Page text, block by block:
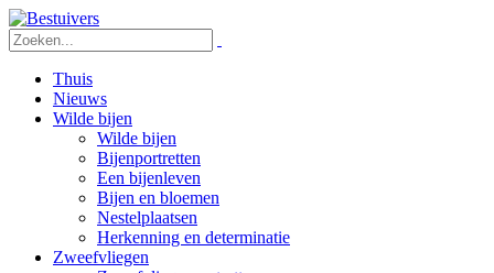
Thuis
Nieuws
Wilde bijen
Wilde bijen
Bijenportretten
Een bijenleven
Bijen en bloemen
Nestelplaatsen
Herkenning en determinatie
Zweefvliegen